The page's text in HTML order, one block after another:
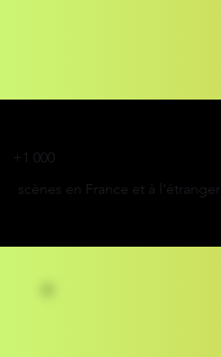
+1 000
scènes en France et à l'étranger